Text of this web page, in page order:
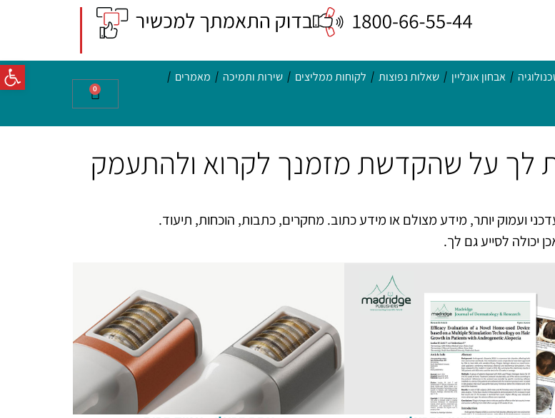
פתח אבחון אונליין שאלות נפוצות לקוחות ממליצים שירות ותמיכה מאמרים
0
לך על שהקדשת מזמנך לקרוא ולהתעמק
ועמוק יותר, מידע מצולם או מידע כתוב. מחקרים, כתבות, הוכחות, תיעוד.
יכולה לסייע גם לך.